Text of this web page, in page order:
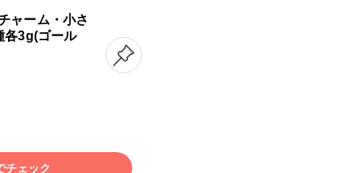
ャーム・小さ
各3g(ゴール
チェック